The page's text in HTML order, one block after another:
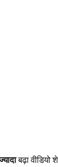
बढ़ा